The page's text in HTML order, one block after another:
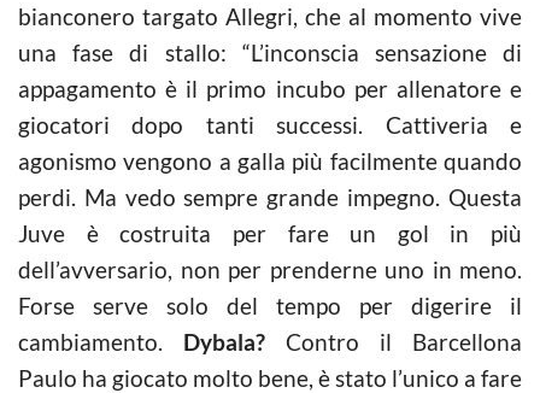
bianconero targato Allegri, che al momento vive
una fase di stallo: “L’inconscia sensazione di
appagamento è il primo incubo per allenatore e
giocatori dopo tanti successi. Cattiveria e
agonismo vengono a galla più facilmente quando
perdi. Ma vedo sempre grande impegno. Questa
Juve è costruita per fare un gol in più
dell’avversario, non per prenderne uno in meno.
Forse serve solo del tempo per digerire il
cambiamento. Dybala? Contro il Barcellona
Paulo ha giocato molto bene, è stato l’unico a fare